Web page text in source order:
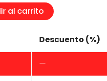
al carrito
Descuento (%)
—